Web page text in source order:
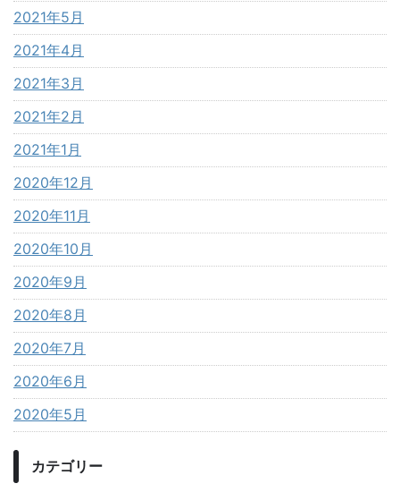
2021年5月
2021年4月
2021年3月
2021年2月
2021年1月
2020年12月
2020年11月
2020年10月
2020年9月
2020年8月
2020年7月
2020年6月
2020年5月
カテゴリー